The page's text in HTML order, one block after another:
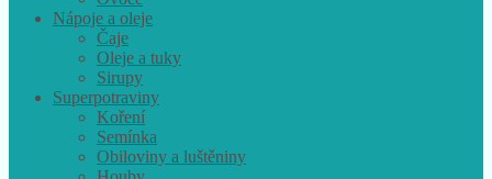
Nápoje a oleje
Čaje
Oleje a tuky
Sirupy
Superpotraviny
Koření
Semínka
Obiloviny a luštěniny